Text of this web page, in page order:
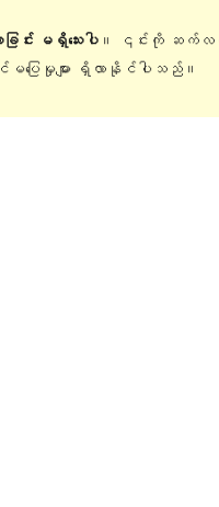
င်း မရှိသေးပါ။ ၎င်းကို ဆက်လက်
ပြေမှုများ ရှိလာနိုင်ပါသည်။